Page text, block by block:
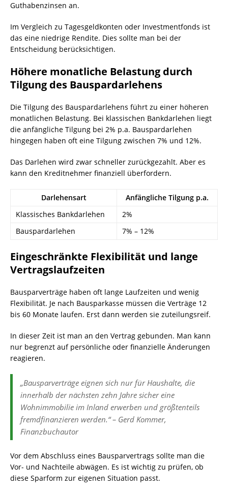
Guthabenzinsen an.
Im Vergleich zu Tagesgeldkonten oder Investmentfonds ist
das eine niedrige Rendite. Dies sollte man bei der
Entscheidung berücksichtigen.
Höhere monatliche Belastung durch
Tilgung des Bauspardarlehens
Die Tilgung des Bauspardarlehens führt zu einer höheren
monatlichen Belastung. Bei klassischen Bankdarlehen liegt
die anfängliche Tilgung bei 2% p.a. Bauspardarlehen
hingegen haben oft eine Tilgung zwischen 7% und 12%.
Das Darlehen wird zwar schneller zurückgezahlt. Aber es
kann den Kreditnehmer finanziell überfordern.
Darlehensart
Anfängliche Tilgung p.a.
Klassisches Bankdarlehen
2%
Bauspardarlehen
7% – 12%
Eingeschränkte Flexibilität und lange
Vertragslaufzeiten
Bausparverträge haben oft lange Laufzeiten und wenig
Flexibilität. Je nach Bausparkasse müssen die Verträge 12
bis 60 Monate laufen. Erst dann werden sie zuteilungsreif.
In dieser Zeit ist man an den Vertrag gebunden. Man kann
nur begrenzt auf persönliche oder finanzielle Änderungen
reagieren.
„Bausparverträge eignen sich nur für Haushalte, die
innerhalb der nächsten zehn Jahre sicher eine
Wohnimmobilie im Inland erwerben und größtenteils
fremdfinanzieren werden.“ – Gerd Kommer,
Finanzbuchautor
Vor dem Abschluss eines Bausparvertrags sollte man die
Vor- und Nachteile abwägen. Es ist wichtig zu prüfen, ob
diese Sparform zur eigenen Situation passt.